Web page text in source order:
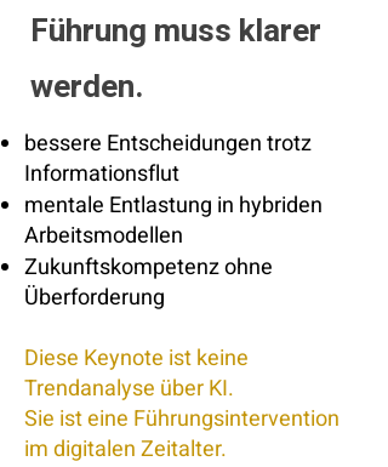
Führung muss klarer
werden.
bessere Entscheidungen trotz
Informationsflut
mentale Entlastung in hybriden
Arbeitsmodellen
Zukunftskompetenz ohne
Überforderung
Diese Keynote ist keine
Trendanalyse über KI.
Sie ist eine Führungsintervention
im digitalen Zeitalter.